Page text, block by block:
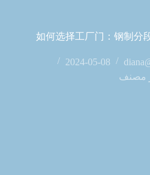
如何选择工厂门：钢制分
2024-05-08
مصنف